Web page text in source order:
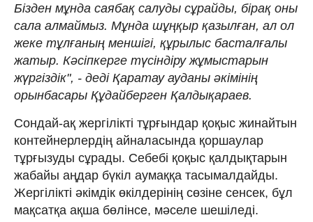
Бізден мұнда саябақ салуды сұрайды, бірақ оны
сала алмаймыз. Мұнда шұңқыр қазылған, ал ол
жеке тұлғаның меншігі, құрылыс басталғалы
жатыр. Кәсіпкерге түсіндіру жұмыстарын
жүргіздік", - деді Қаратау ауданы әкімінің
орынбасары Құдайберген Қалдықараев.
Сондай-ақ жергілікті тұрғындар қоқыс жинайтын
контейнерлердің айналасында қоршаулар
тұрғызуды сұрады. Себебі қоқыс қалдықтарын
жабайы аңдар бүкіл аумаққа тасымалдайды.
Жергілікті әкімдік өкілдерінің сөзіне сенсек, бұл
мақсатқа ақша бөлінсе, мәселе шешіледі.